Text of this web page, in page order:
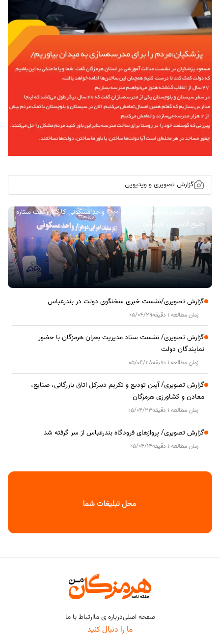
گزارش تصویری و ویدیویی
گزارش تصویری/ آیین کلنگ زنی ۲۰۰۰ واحد مسکونی کارکنان نفت ستاره
خلیج فارس در هرمزگان
گزارش تصویری/نشست خبری سخنگوی دولت در بندرعباس
زمان مطالعه 1 دقیقه 05/04/29
گزارش تصویری/ نشست ستاد مدیریت بحران هرمزگان با حضور
نمایندگان دولت
زمان مطالعه 1 دقیقه 05/04/28
گزارش تصویری/ آیین تودیع و تکریم دبیرکل اتاق بازرگانی، صنایع،
معادن و کشاورزی هرمزگان
زمان مطالعه 1 دقیقه 05/04/23
گزارش تصویری/ پروازهای فرودگاه بندرعباس از سر گرفته شد
زمان مطالعه 1 دقیقه 05/04/14
صفحه اصلیدرباره ی ماارتباط با ما
ما را دنبال کنید